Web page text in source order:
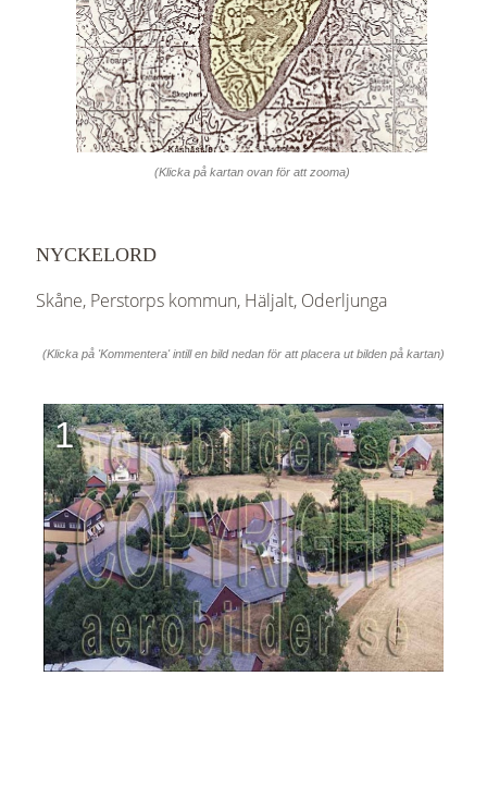
(Klicka på kartan ovan för att zooma)
NYCKELORD
Skåne, Perstorps kommun, Häljalt, Oderljunga
(Klicka på 'Kommentera' intill en bild nedan för att placera ut bilden på kartan)
1